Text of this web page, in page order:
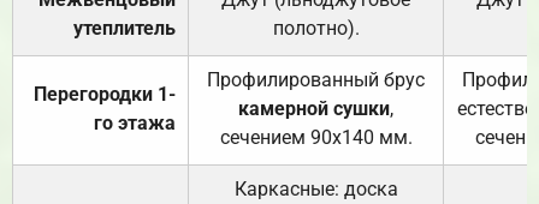
утеплитель
полотно).
Перегородки 1-
го этажа
Профилированный брус
камерной сушки,
сечением 90х140 мм.
Каркасные: доска